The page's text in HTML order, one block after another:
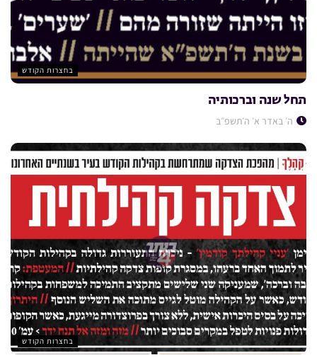
בחצרות הקודש
תחל שנה וברכותיה
ה׳ באדר א׳ ה׳תשפ״ב
בחצרות הקודש